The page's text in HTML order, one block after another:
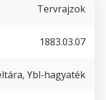
Tervrajzok
1883.03.07
Ybl-hagyaték